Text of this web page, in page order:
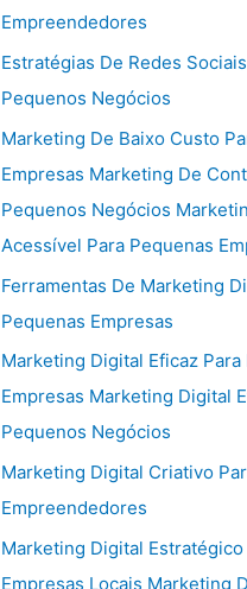
Empreendedores
Estratégias De Redes
Pequenos Negócios
Marketing De Baixo Custo
Empresas Marketing De
Pequenos Negócios
Acessível Para Pequenas
Ferramentas De Marketing
Pequenas Empresas
Marketing Digital Eficaz Para
Empresas Marketing Digital
Pequenos Negócios
Marketing Digital Criativo
Empreendedores
Marketing Digital Estratégico
Empresas Locais Marketing